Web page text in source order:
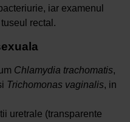
iar examenul
rectal.
Chlamydia trachomatis,
Trichomonas vaginalis, in
uretrale (transparente